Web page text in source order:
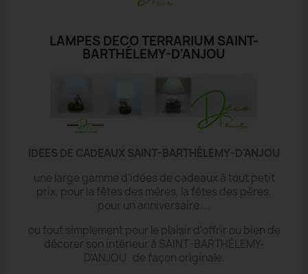
LAMPES DECO TERRARIUM SAINT-
BARTHÉLEMY-D'ANJOU
IDEES DE CADEAUX SAINT-BARTHÉLEMY-D'ANJOU
une large gamme d'idées de cadeaux à tout petit
prix, pour la fêtes des mères, la fêtes des pères,
pour un anniversaire....
ou tout simplement pour le plaisir d'offrir ou bien de
décorer son intérieur à SAINT-BARTHÉLEMY-
D'ANJOU de façon originale.